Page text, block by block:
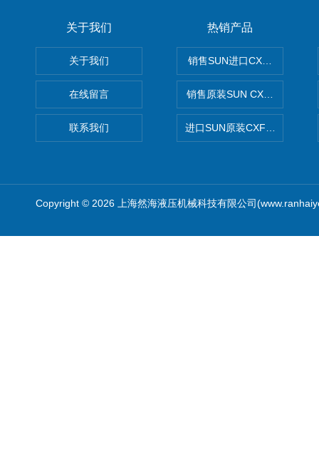
关于我们
关于我们
在线留言
联系我们
热销产品
销售SUN进口CXGDXCN插
销售原装SUN CXJAXCN全
进口SUN原装CXFAXCN导压
Copyright © 2026 上海然海液压机械科技有限公司